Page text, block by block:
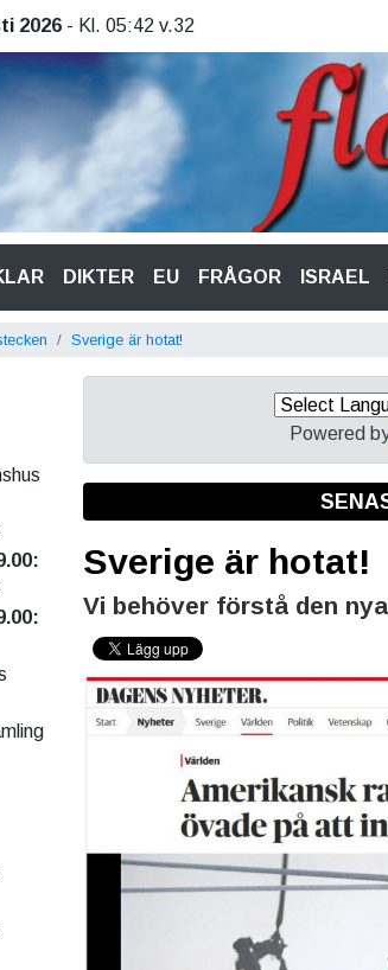
2026 - Kl. 05:42 v.32
DIKTER EU FRÅGOR ISRAEL
Sverige är hotat!
Powered
Sverige är hotat!
Vi behöver förstå den